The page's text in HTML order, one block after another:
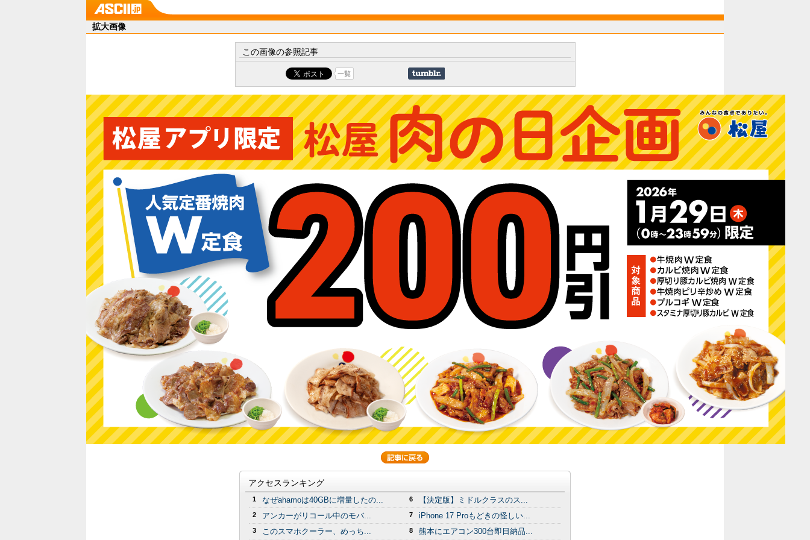
拡大画像
この画像の参照記事
一覧
アクセスランキング
1 なぜahamoは40GBに増量したの...
2 アンカーがリコール中のモバ...
3 このスマホクーラー、めっち...
6 【決定版】ミドルクラスのス...
7 iPhone 17 Proもどきの怪しい...
8 熊本にエアコン300台即日納品...